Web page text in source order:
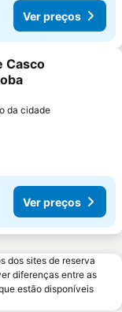
Ver preços
favoritos
Casco
da cidade
Ver preços
dos sites de reserva
diferenças entre as
estão disponíveis